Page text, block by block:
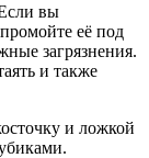
вы
её под
загрязнения.
и также
и ложкой